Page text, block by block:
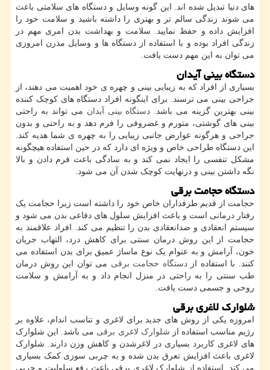
های دنیا تبدیل شده اند. این گونه وسایل و دستگاه های سلامتی باعث
می شوند زندگی سالم تر و بهتری را داشته باشید و سلامت خود را
افزایش داده و حفظ نمایید. سلامت و بهداشت بدن امری مهم در
زندگی افراد بوده و با استفاده از دستگاه ها و وسایل مدرن امروزی
می توان به این مهم دست یافت.
دستگاه بینی آیدان
بسیاری از افراد که به زیبایی بینی و چهره ی خود اهمیت می دهند، از
جراحی بینی می ترسند. برای اینگونه افراد دستگاه های کوچک کننده
بینی بهترین گزینه می باشد. دستگاه بینی آیدان می تواند به راحتی
بینی های گوشتی، متورم و غضروفی را فرم دهد و به راحتی و بدون
جراحی و هرگونه عوارض جانبی زیبایی را به چهره ی شما هدیه کند.
این دستگاه طراحی خاص و ویژه ای دارد که در حین استفاده هیچگونه
مشکل تنفسی را ایجاد نمی کند و به سادگی باعث فرم دادن و بالا
نگه داشتن بینی و درنهایت کوچک شدن آن می شود.
دستگاه حجامت برقی
حجامت از قدیم طرفداران خاص خود را داشته است زیرا حجامت یک
رفتار درمانی است و باعث افزایش سلول های دفاعی بدن می شود و
سیستم انعقادی و ضدانعقادی بدن را تنظیم می کند. افراد علاقمند به
حجامت از این روش درمان سنتی برای کاهش درد، التهاب جریان
خون، آرامش و به عنوام یک نوع ماساژ عمیق برای بدن استفاده می
کنند. با استفاده ازدستگاه حجامت برقی می توان این روش درمان
طب سنتی را به راحتی در منزل انجام داد و به آرامش و سلامت
روحی و جسمی دست یافت.
شلوارک لاغری برقی
امروزه یکی از روش های جدید برای لاغری و تناسب اندام، علاوه بر
رژیم مناسب استفاده از شلوارک لاغری برقی می باشد. این شلوارک
های لاغری کاربرد بسیاری در لاغرشدن و کاهش وزن دارند. شلوارک
لاغری باعث افزایش تعرق بدن شده و به چربی سوزی کمک بسیاری
می کند. استفاده از شلوارک لاغری برقی باعث رفع سلولیت و چربی